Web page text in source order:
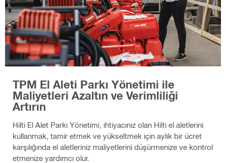
TPM El Aleti Parkı Yönetimi ile
Maliyetleri Azaltın ve Verimliliği
Artırın
Hilti El Alet Parkı Yönetimi, ihtiyacınız olan Hilti el aletlerini
kullanmak, tamir etmek ve yükseltmek için aylık bir ücret
karşılığında el aletleriniz maliyetlerini düşürmenize ve kontrol
etmenize yardımcı olur.